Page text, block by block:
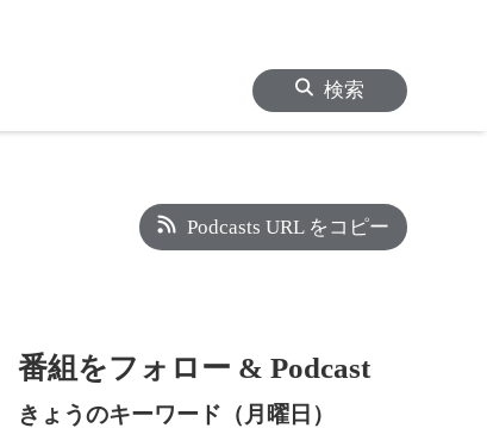
検索
Podcasts URL をコピー
番組をフォロー & Podcast
きょうのキーワード（月曜日）